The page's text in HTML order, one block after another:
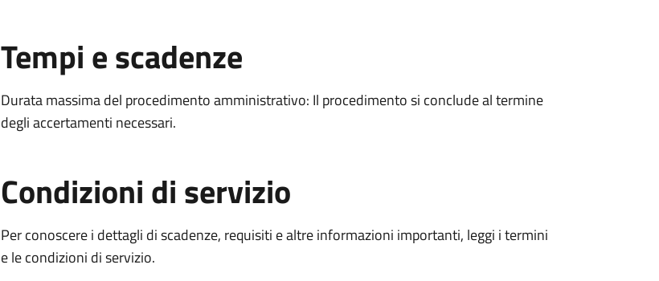
Tempi e scadenze
Durata massima del procedimento amministrativo: Il procedimento si conclude al termine
degli accertamenti necessari.
Condizioni di servizio
Per conoscere i dettagli di scadenze, requisiti e altre informazioni importanti, leggi i termini
e le condizioni di servizio.